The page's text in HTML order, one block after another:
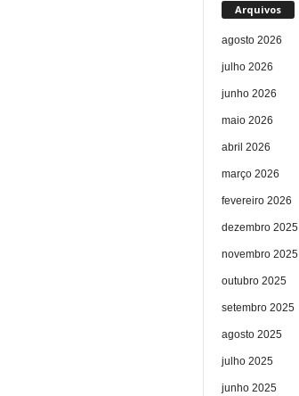
Arquivos
agosto 2026
julho 2026
junho 2026
maio 2026
abril 2026
março 2026
fevereiro 2026
dezembro 2025
novembro 2025
outubro 2025
setembro 2025
agosto 2025
julho 2025
junho 2025